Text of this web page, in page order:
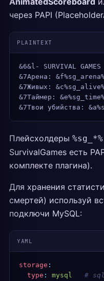
через PAPI
PLAINTEXT
&6&l- SURVIVAL
&7Арена:
&7Живых:
&7Таймер:
&7Твои убийства:
Плейсхолдеры %sg_*%
SurvivalGames есть
комплекте плагина).
Для хранения
смертей) используй
подключи MySQL:
YAML
storage :
  type
: mysql
#